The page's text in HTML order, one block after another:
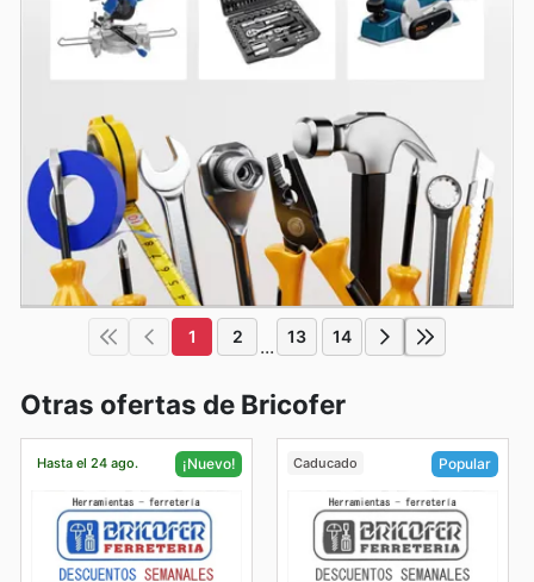
1 2 ... 13 14
Otras ofertas de Bricofer
Hasta el 24 ago. ¡Nuevo! Caducado Popular